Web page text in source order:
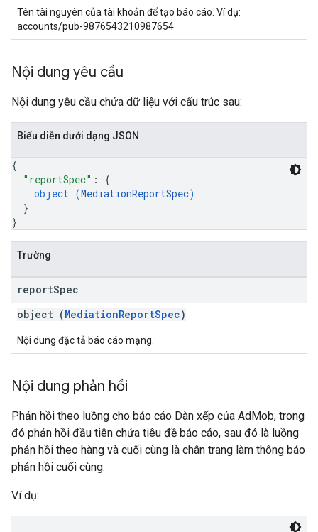
Tên tài nguyên của tài khoản để tạo báo cáo. Ví dụ:
accounts/pub-9876543210987654
Nội dung yêu cầu
Nội dung yêu cầu chứa dữ liệu với cấu trúc sau:
Biểu diễn dưới dạng JSON
{
"reportSpec" : {
object (MediationReportSpec)
}
}
Trường
reportSpec
object (MediationReportSpec)
Nội dung đặc tả báo cáo mạng.
Nội dung phản hồi
Phản hồi theo luồng cho báo cáo Dàn xếp của AdMob, trong
đó phản hồi đầu tiên chứa tiêu đề báo cáo, sau đó là luồng
phản hồi theo hàng và cuối cùng là chân trang làm thông báo
phản hồi cuối cùng.
Ví dụ: